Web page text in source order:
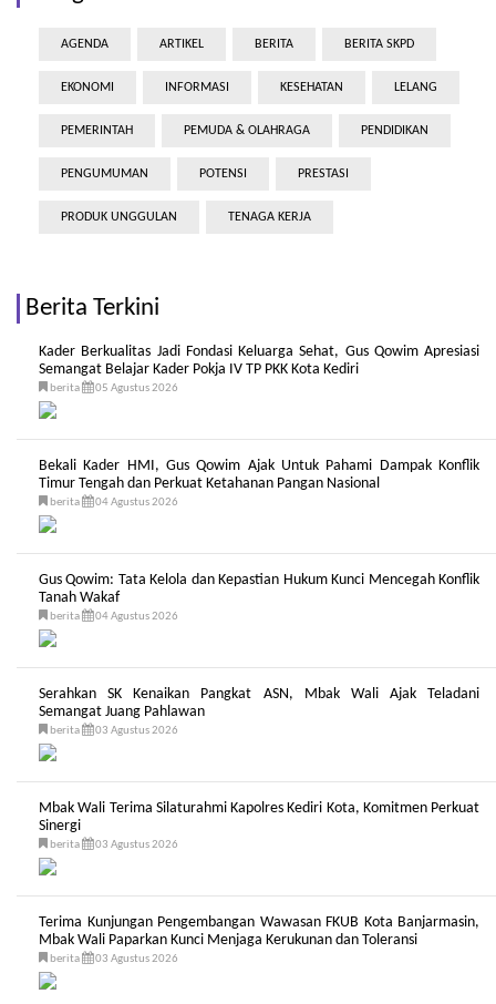
AGENDA ARTIKEL BERITA BERITA SKPD
EKONOMI INFORMASI KESEHATAN LELANG
PEMERINTAH PEMUDA & OLAHRAGA PENDIDIKAN
PENGUMUMAN POTENSI PRESTASI
PRODUK UNGGULAN TENAGA KERJA
Berita Terkini
Kader Berkualitas Jadi Fondasi Keluarga Sehat, Gus Qowim Apresiasi
Semangat Belajar Kader Pokja IV TP PKK Kota Kediri
berita 05 Agustus 2026
Bekali Kader HMI, Gus Qowim Ajak Untuk Pahami Dampak Konflik
Timur Tengah dan Perkuat Ketahanan Pangan Nasional
berita 04 Agustus 2026
Gus Qowim: Tata Kelola dan Kepastian Hukum Kunci Mencegah Konflik
Tanah Wakaf
berita 04 Agustus 2026
Serahkan SK Kenaikan Pangkat ASN, Mbak Wali Ajak Teladani
Semangat Juang Pahlawan
berita 03 Agustus 2026
Mbak Wali Terima Silaturahmi Kapolres Kediri Kota, Komitmen Perkuat
Sinergi
berita 03 Agustus 2026
Terima Kunjungan Pengembangan Wawasan FKUB Kota Banjarmasin,
Mbak Wali Paparkan Kunci Menjaga Kerukunan dan Toleransi
berita 03 Agustus 2026